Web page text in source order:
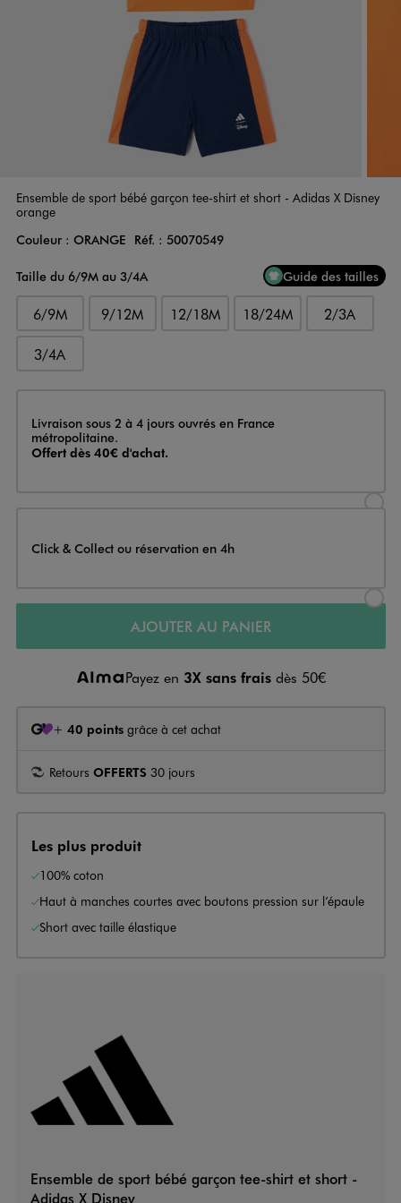
Ensemble de sport bébé garçon tee-shirt et short - Adidas X Disney
orange
Couleur
Couleur : ORANGE Réf. : 50070549
Taille du 6/9M au 3/4A
Guide des tailles
6/9M 9/12M 12/18M 18/24M 2/3A
3/4A
Livraison
Livraison sous 2 à 4 jours ouvrés en France
métropolitaine.
Offert dès 40€ d'achat.
Click & Collect ou réservation en 4h
AJOUTER AU PANIER
Payez en 3X sans frais dès 50€
+ 40 points grâce à cet achat
Retours OFFERTS 30 jours
Les plus produit
100% coton
Haut à manches courtes avec boutons pression sur l’épaule
Short avec taille élastique
Ensemble de sport bébé garçon tee-shirt et short -
Adidas X Disney